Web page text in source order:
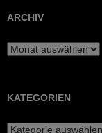
ARCHIV
Archiv
KATEGORIEN
Kategorien